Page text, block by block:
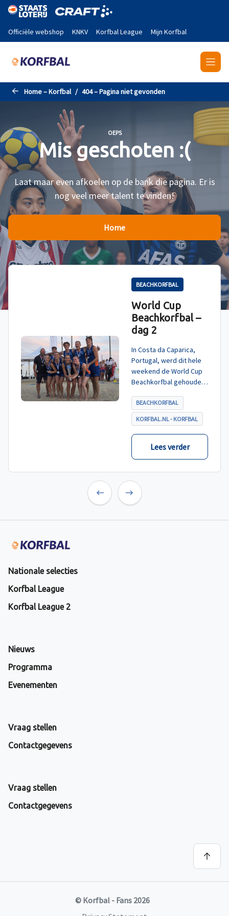
Naar de hoofdinhoud gaan
Officiële webshop KNKV Korfbal League Mijn Korfbal
Home – Korfbal 404 – Pagina niet gevonden
OEPS
Mis geschoten :(
Laat maar even afkoelen op de bank die pagina. Er is
nog veel meer talent te vinden!
Home
BEACHKORFBAL
World Cup
Beachkorfbal –
dag 2
In Costa da Caparica,
Portugal, werd dit hele
weekend de World Cup
Beachkorfbal gehouden.
tegen België, die
eindigde in shoot-outs,
was het Nederland dat
er met het goud vandoor
BEACHKORFBAL
KORFBAL.NL - KORFBAL
Lees verder
Nationale selecties
Korfbal League
Korfbal League 2
Nieuws
Programma
Evenementen
Vraag stellen
Contactgegevens
Vraag stellen
Contactgegevens
© Korfbal - Fans 2026